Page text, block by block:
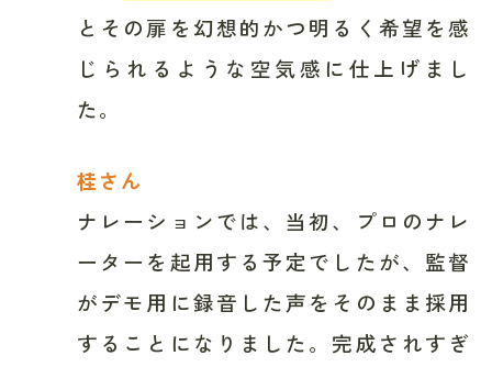
とその扉を幻想的かつ明るく希望を感
じられるような空気感に仕上げまし
た。
桂さん
ナレーションでは、当初、プロのナレ
ーターを起用する予定でしたが、監督
がデモ用に録音した声をそのまま採用
することになりました。完成されすぎ